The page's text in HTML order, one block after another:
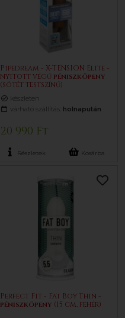
Pipedream - X-TENSION Elite -
nyitott végű péniszköpeny
(sötét testszínű)
készleten
várható szállítás: holnapután
20 990 Ft
Részletek Kosárba
Perfect Fit - Fat Boy Thin -
péniszköpeny (15 cm, fehér)